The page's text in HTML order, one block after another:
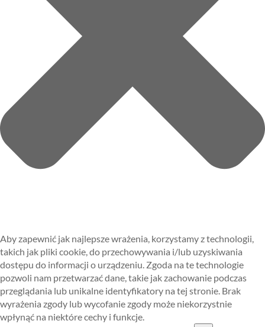
Aby zapewnić jak najlepsze wrażenia, korzystamy z technologii,
takich jak pliki cookie, do przechowywania i/lub uzyskiwania
dostępu do informacji o urządzeniu. Zgoda na te technologie
pozwoli nam przetwarzać dane, takie jak zachowanie podczas
przeglądania lub unikalne identyfikatory na tej stronie. Brak
wyrażenia zgody lub wycofanie zgody może niekorzystnie
wpłynąć na niektóre cechy i funkcje.